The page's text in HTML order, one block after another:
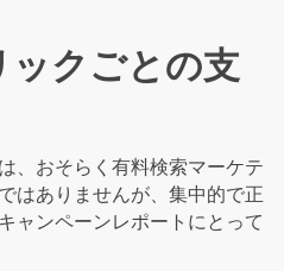
クごとの支
、おそらく有料検索マーケテ
はありませんが、集中的で正
ャンペーンレポートにとって